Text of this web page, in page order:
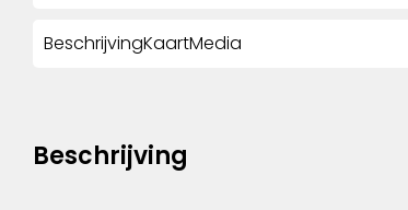
BeschrijvingKaartMedia
Beschrijving